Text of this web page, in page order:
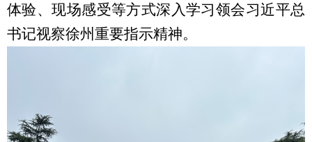
体验、现场感受等方式深入学习领会习近平总
书记视察徐州重要指示精神。